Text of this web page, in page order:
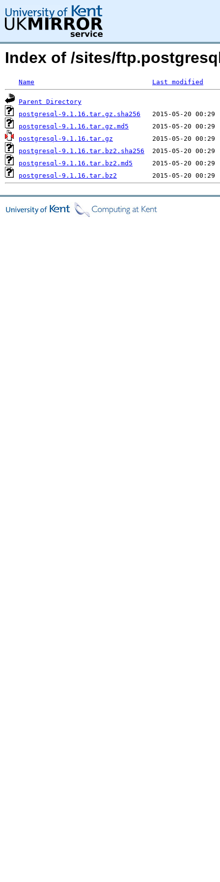
Index of /sites/
Name Last modified
Parent Directory
postgresql-9.1.16.tar.gz.sha256
postgresql-9.1.16.tar.gz.md5
postgresql-9.1.16.tar.gz
postgresql-9.1.16.tar.bz2.sha256
postgresql-9.1.16.tar.bz2.md5
postgresql-9.1.16.tar.bz2